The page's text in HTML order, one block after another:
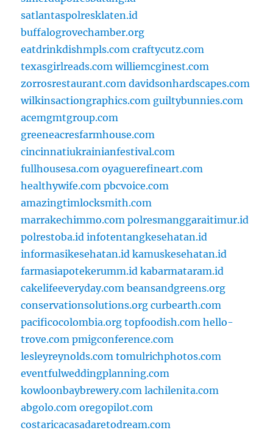
satlantaspolresklaten.id
buffalogrovechamber.org
eatdrinkdishmpls.com craftycutz.com
texasgirlreads.com williemcginest.com
zorrosrestaurant.com davidsonhardscapes.com
wilkinsactiongraphics.com guiltybunnies.com
acemgmtgroup.com
greeneacresfarmhouse.com
cincinnatiukrainianfestival.com
fullhousesa.com oyaguerefineart.com
healthywife.com pbcvoice.com
amazingtimlocksmith.com
marrakechimmo.com polresmanggaraitimur.id
polrestoba.id infotentangkesehatan.id
informasikesehatan.id kamuskesehatan.id
farmasiapotekerumm.id kabarmataram.id
cakelifeeveryday.com beansandgreens.org
conservationsolutions.org curbearth.com
pacificocolombia.org topfoodish.com hello-
trove.com pmigconference.com
lesleyreynolds.com tomulrichphotos.com
eventfulweddingplanning.com
kowloonbaybrewery.com lachilenita.com
abgolo.com oregopilot.com
costaricacasadaretodream.com